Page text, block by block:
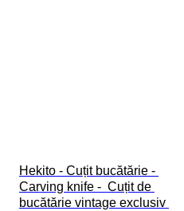
Hekito - Cuțit bucătărie -
Carving knife -  Cuțit de
bucătărie vintage exclusiv